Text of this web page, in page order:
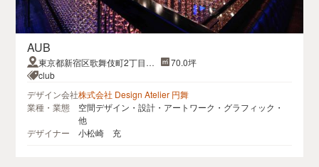
AUB
東京都新宿区歌舞伎町2丁目27-
11三経27ビル4F
70.0坪
club
デザイン会社株式会社 Design Atelier 円舞
業種・業態
空間デザイン・設計・アートワーク・グラフィック・
他
デザイナー
小松崎 充